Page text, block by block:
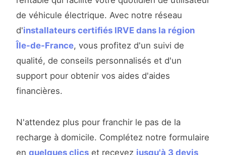
de véhicule électrique. Avec notre réseau
d'installateurs certifiés IRVE dans la région
Île-de-France, vous profitez d'un suivi de
qualité, de conseils personnalisés et d'un
support pour obtenir vos aides d'aides
financières.
N'attendez plus pour franchir le pas de la
recharge à domicile. Complétez notre formulaire
en quelques clics et recevez jusqu'à 3 devis